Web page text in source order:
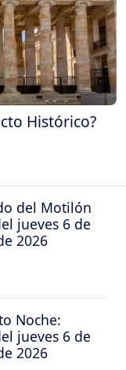
Histórico?
del Motilón
jueves 6 de
2026
Noche:
jueves 6 de
2026